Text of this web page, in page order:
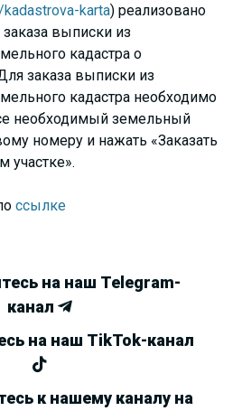
kadastrova-karta) реализовано
выписки из
кадастра о
заказа выписки из
кадастра необходимо
необходимый земельный
номеру и нажать «Заказать
участке».
ссылке
на наш Telegram-
канал
на наш TikTok-канал
к нашему каналу на